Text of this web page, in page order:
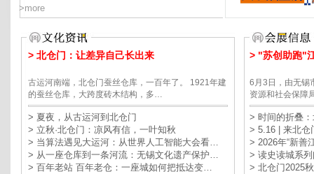
>more
> 北仓门：让差异自己长出来
古运河南端，北仓门蚕丝仓库，一百年了。 1921年建
的蚕丝仓库，大跨度砖木结构，多…
> 夏夜，从古运河到北仓门
> 立秋·北仓门：凉风有信，一叶知秋
> 当算法遇见大运河：从世界人工智能大会看…
> 从一座仓库到一条河流：无锡文化遗产保护…
> 百年老站 百年老仓：一座城如何把抵达变…
> "苏创助跑"
6月3日，由无锡
资源和社会保障
> 时间的折叠
> 5.16 | 来北仓
> 2026年“新善
> 读史读城系
> 北仓门2025